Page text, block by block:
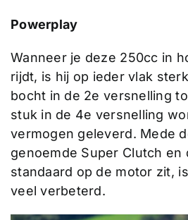
Powerplay
Wanneer je deze 250cc in
rijdt, is hij op ieder vlak
bocht in de 2e versnelling
stuk in de 4e versnelling
vermogen geleverd. Mede
genoemde Super Clutch en
standaard op de motor zit,
veel verbeterd.